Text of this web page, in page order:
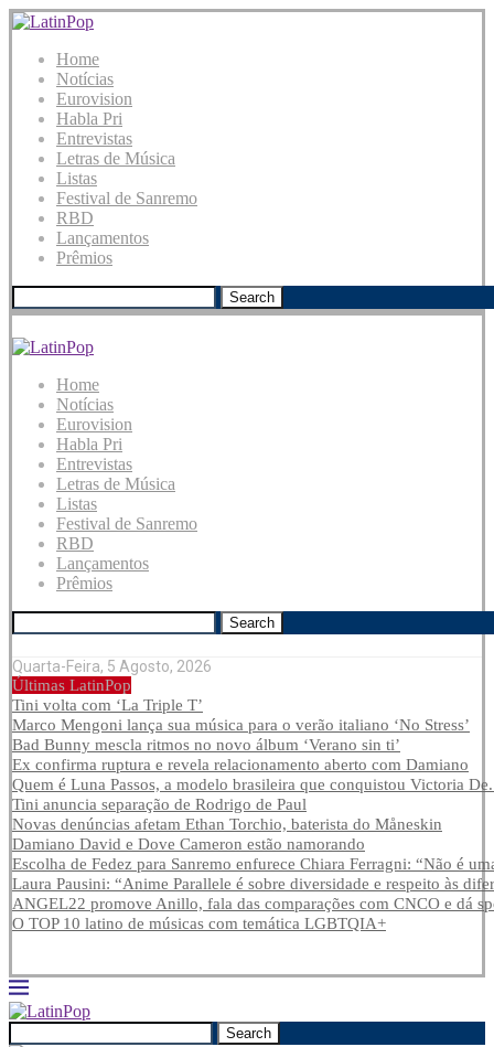
Home
Notícias
Eurovision
Habla Pri
Entrevistas
Letras de Música
Listas
Festival de Sanremo
RBD
Lançamentos
Prêmios
Search
Home
Notícias
Eurovision
Habla Pri
Entrevistas
Letras de Música
Listas
Festival de Sanremo
RBD
Lançamentos
Prêmios
Search
Quarta-Feira, 5 Agosto, 2026
Últimas LatinPop
Tini volta com ‘La Triple T’
Marco Mengoni lança sua música para o verão italiano ‘No Stress’
Bad Bunny mescla ritmos no novo álbum ‘Verano sin ti’
Ex confirma ruptura e revela relacionamento aberto com Damiano
Quem é Luna Passos, a modelo brasileira que conquistou Victoria
Tini anuncia separação de Rodrigo de Paul
Novas denúncias afetam Ethan Torchio, baterista do Måneskin
Damiano David e Dove Cameron estão namorando
Escolha de Fedez para Sanremo enfurece Chiara Ferragni: “Não é
Laura Pausini: “Anime Parallele é sobre diversidade e respeito às
ANGEL22 promove Anillo, fala das comparações com CNCO e dá
O TOP 10 latino de músicas com temática LGBTQIA+
Search